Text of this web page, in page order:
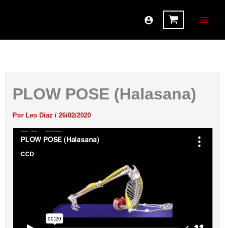
PLOW POSE (Halasana)
Por Leo Diaz / 26/02/2020